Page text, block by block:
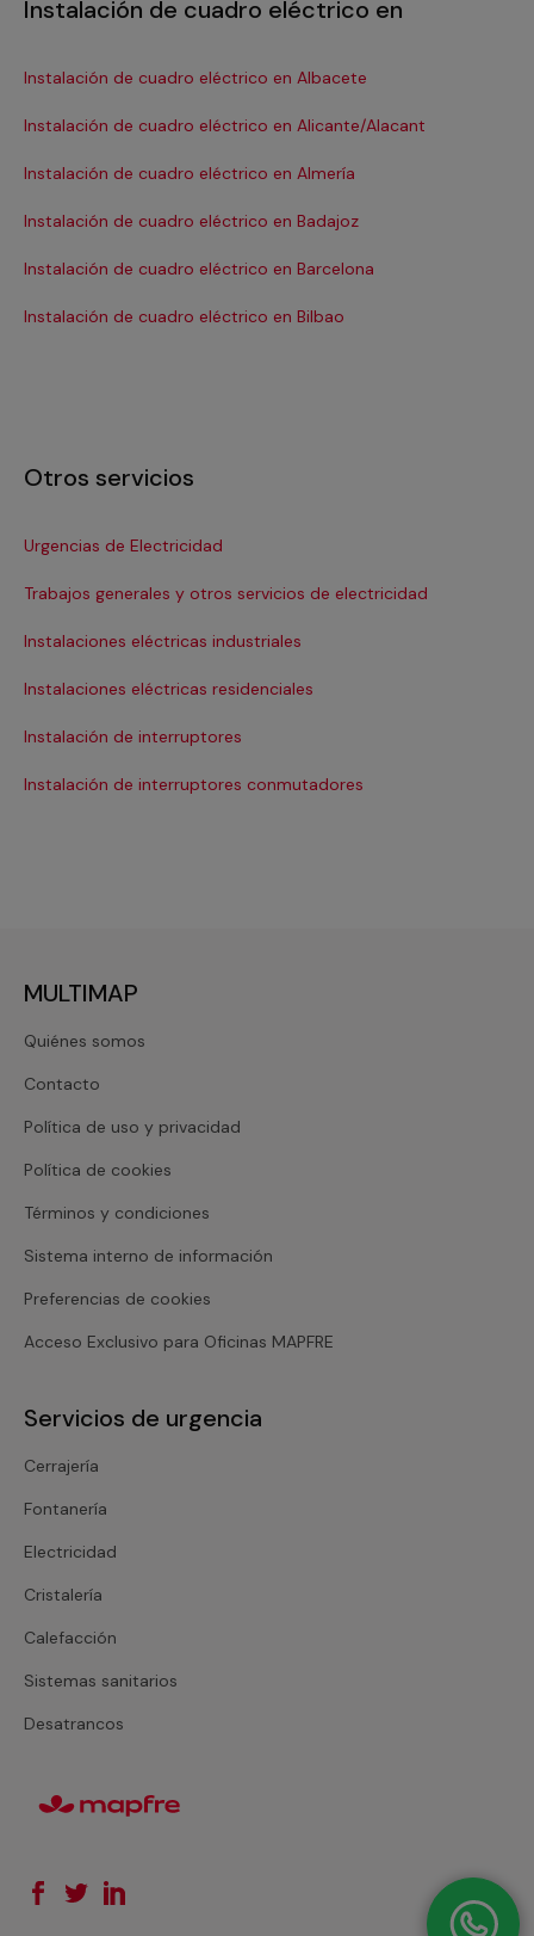
Instalación de cuadro eléctrico en
Instalación de cuadro eléctrico en Albacete
Instalación de cuadro eléctrico en Alicante/Alacant
Instalación de cuadro eléctrico en Almería
Instalación de cuadro eléctrico en Badajoz
Instalación de cuadro eléctrico en Barcelona
Instalación de cuadro eléctrico en Bilbao
Otros servicios
Urgencias de Electricidad
Trabajos generales y otros servicios de electricidad
Instalaciones eléctricas industriales
Instalaciones eléctricas residenciales
Instalación de interruptores
Instalación de interruptores conmutadores
MULTIMAP
Quiénes somos
Contacto
Política de uso y privacidad
Política de cookies
Términos y condiciones
Sistema interno de información
Preferencias de cookies
Acceso Exclusivo para Oficinas MAPFRE
Servicios de urgencia
Cerrajería
Fontanería
Electricidad
Cristalería
Calefacción
Sistemas sanitarios
Desatrancos